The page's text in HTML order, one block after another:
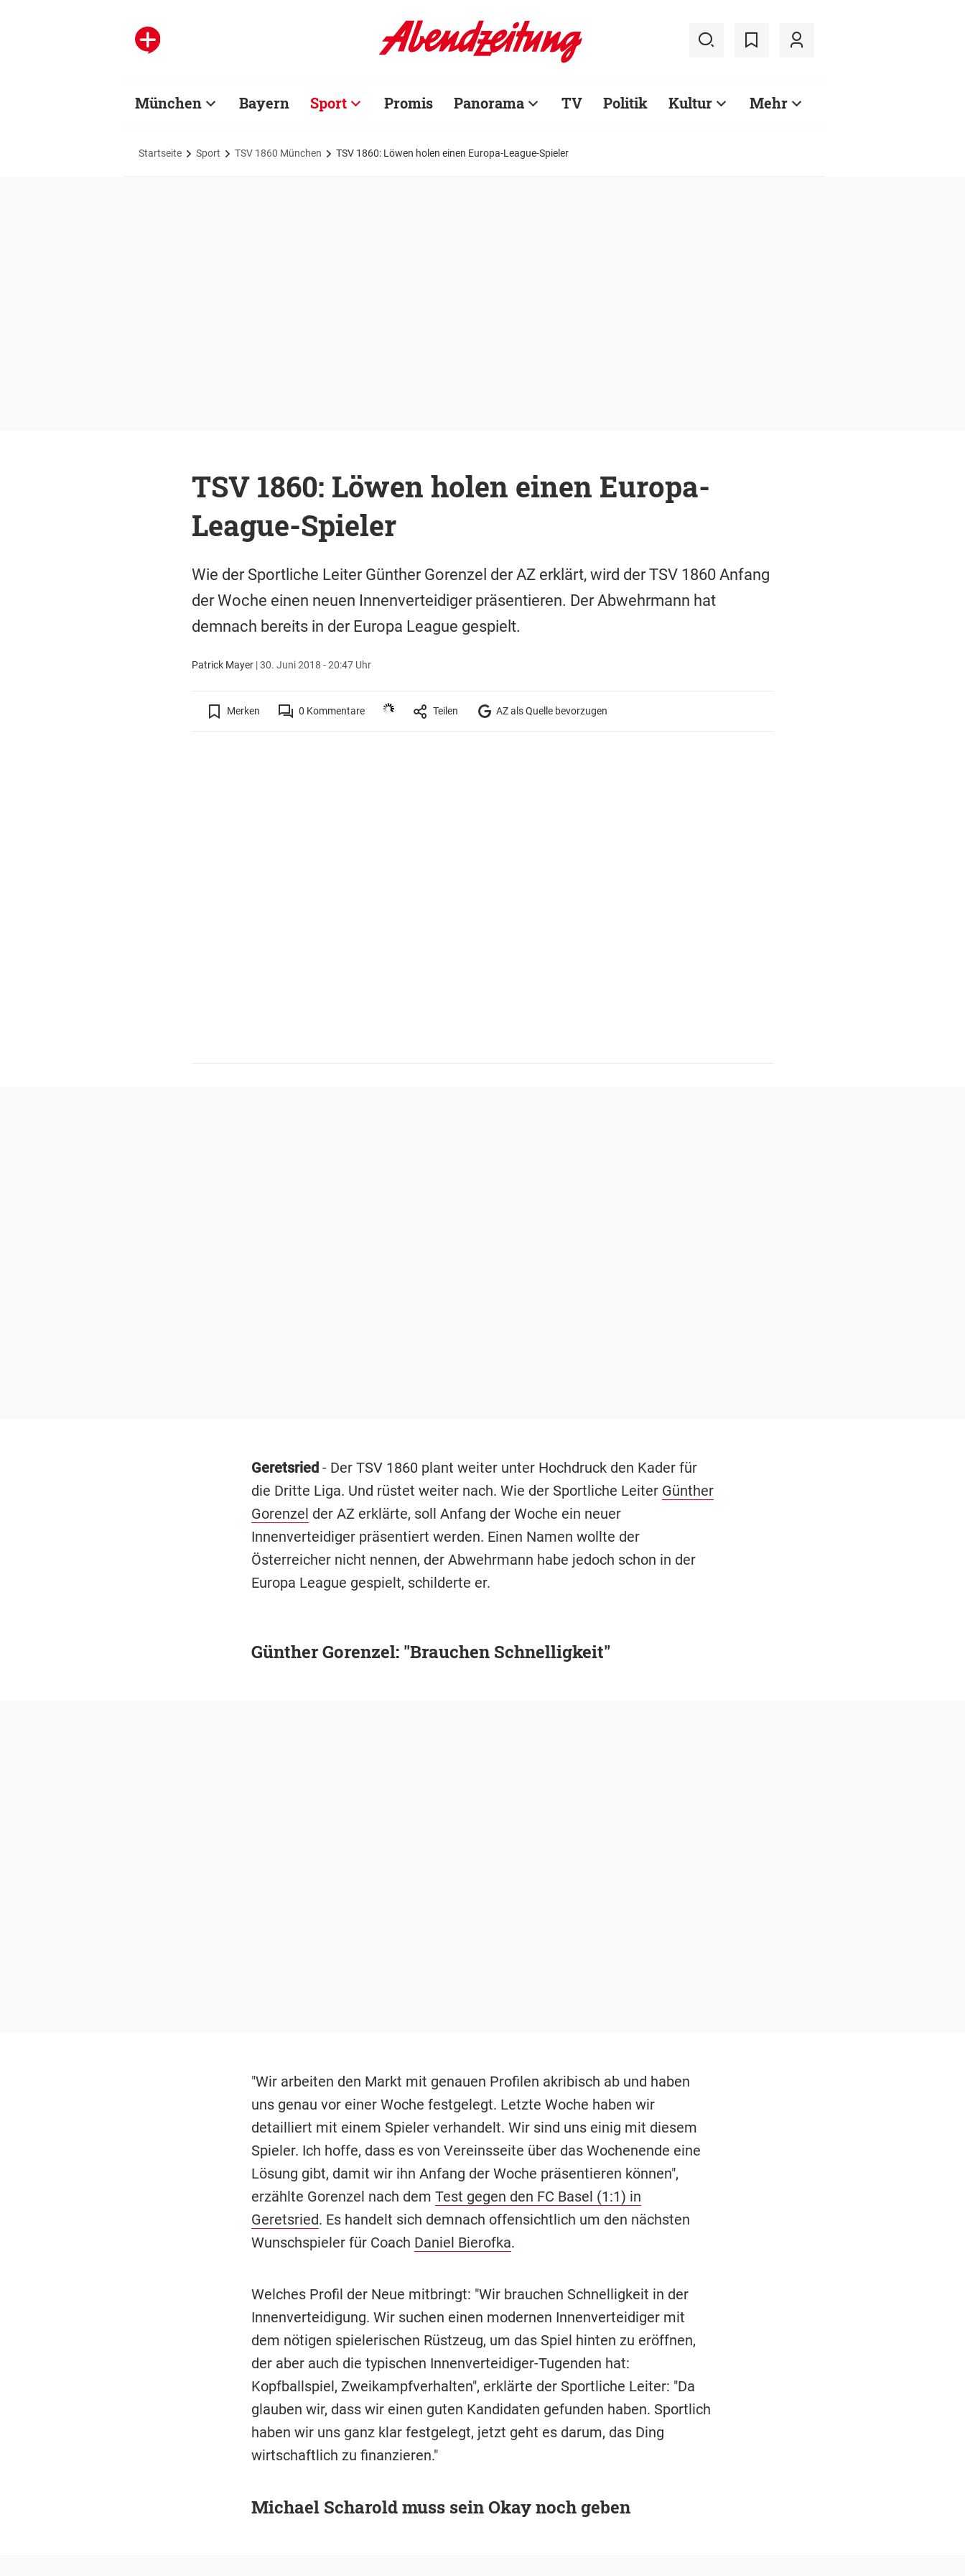
München Bayern Sport Promis Panorama TV Politik Kultur Mehr
Startseite Sport TSV 1860 München TSV 1860: Löwen holen einen Europa-League-Spieler
TSV 1860: Löwen holen einen Europa-
League-Spieler
Wie der Sportliche Leiter Günther Gorenzel der AZ erklärt, wird der TSV 1860 Anfang
der Woche einen neuen Innenverteidiger präsentieren. Der Abwehrmann hat
demnach bereits in der Europa League gespielt.
Patrick Mayer|30. Juni 2018 - 20:47 Uhr
Merken 0 Kommentare Teilen AZ als Quelle bevorzugen
Geretsried- Der TSV 1860 plant weiter unter Hochdruck den Kader für
die Dritte Liga. Und rüstet weiter nach. Wie der Sportliche Leiter Günther
Gorenzel der AZ erklärte, soll Anfang der Woche ein neuer
Innenverteidiger präsentiert werden. Einen Namen wollte der
Österreicher nicht nennen, der Abwehrmann habe jedoch schon in der
Europa League gespielt, schilderte er.
Günther Gorenzel: "Brauchen Schnelligkeit"
"Wir arbeiten den Markt mit genauen Profilen akribisch ab und haben
uns genau vor einer Woche festgelegt. Letzte Woche haben wir
detailliert mit einem Spieler verhandelt. Wir sind uns einig mit diesem
Spieler. Ich hoffe, dass es von Vereinsseite über das Wochenende eine
Lösung gibt, damit wir ihn Anfang der Woche präsentieren können",
erzählte Gorenzel nach dem Test gegen den FC Basel (1:1) in
Geretsried. Es handelt sich demnach offensichtlich um den nächsten
Wunschspieler für Coach Daniel Bierofka.
Welches Profil der Neue mitbringt: "Wir brauchen Schnelligkeit in der
Innenverteidigung. Wir suchen einen modernen Innenverteidiger mit
dem nötigen spielerischen Rüstzeug, um das Spiel hinten zu eröffnen,
der aber auch die typischen Innenverteidiger-Tugenden hat:
Kopfballspiel, Zweikampfverhalten", erklärte der Sportliche Leiter: "Da
glauben wir, dass wir einen guten Kandidaten gefunden haben. Sportlich
haben wir uns ganz klar festgelegt, jetzt geht es darum, das Ding
wirtschaftlich zu finanzieren."
Michael Scharold muss sein Okay noch geben